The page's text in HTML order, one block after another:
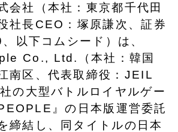
会社（本社：東京都千代田
社長CEO：塚原謙次、証券
以下コムシード）は、
Co., Ltd.（本社：韓国
南区、代表取締役：JEIL
の大型バトルロイヤルゲー
』の日本版運営委託
締結し、同タイトルの日本